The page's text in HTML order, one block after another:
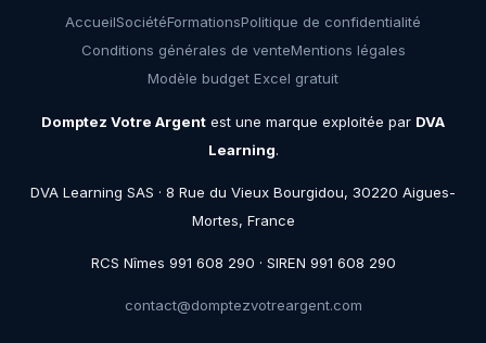
AccueilSociétéFormationsPolitique de confidentialité
Conditions générales de venteMentions légales
Modèle budget Excel gratuit
Domptez Votre Argent est une marque exploitée par DVA
Learning.
DVA Learning SAS · 8 Rue du Vieux Bourgidou, 30220 Aigues-
Mortes, France
RCS Nîmes 991 608 290 · SIREN 991 608 290
contact@domptezvotreargent.com